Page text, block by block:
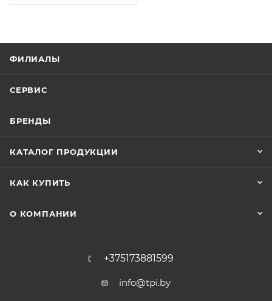
ФИЛИАЛЫ
СЕРВИС
БРЕНДЫ
КАТАЛОГ ПРОДУКЦИИ
КАК КУПИТЬ
О КОМПАНИИ
+375173881599
info@tpi.by